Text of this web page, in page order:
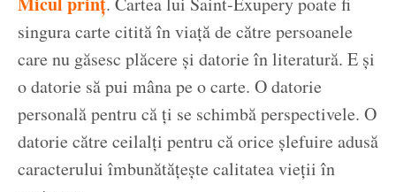
singura carte citită în viață de către persoanele
care nu găsesc plăcere și datorie în literatură. E și
o datorie să pui mâna pe o carte. O datorie
personală pentru că ți se schimbă perspectivele. O
datorie către ceilalți pentru că orice șlefuire adusă
caracterului îmbunătățește calitatea vieții în